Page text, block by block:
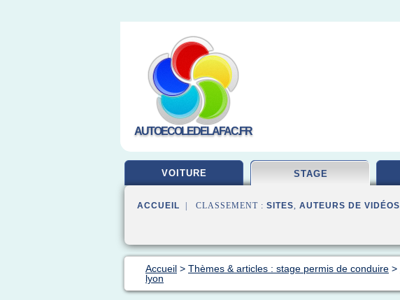
AUTOECOLEDELAFAC.FR
VOITURE STAGE
ACCUEIL | CLASSEMENT : SITES, AUTEURS DE VIDÉOS
Accueil > Thèmes & articles : stage permis de conduire >
lyon